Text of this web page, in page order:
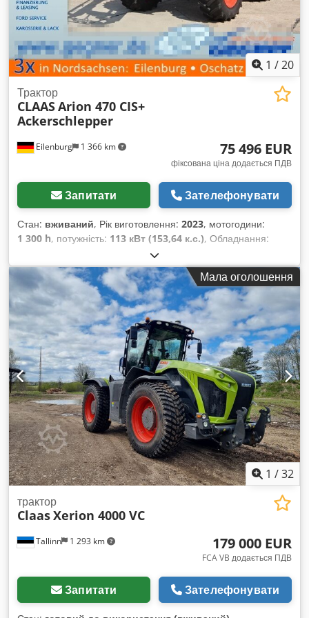
підвіску, систему швидкої заміни, європейську зчіпку, ковш і
вила для піддонів. Кабіна підвішена та обладнана
кондиціонером, пневматичним сидінням водія, терміналом
CIS з кольоровим дисплеєм, Bluetooth-радіо з функцією
гучного зв’язку та повним комплектом робочих фар.
Mitas Задні: 580/70 R38 Mitas Передні та задні шини в дуже
хорошому стані. Огляд і вивезення трактора можливі в
Німеччині за попередньою домовленістю. Dcedszmv Twjpfx
Aiisk
1 /20
Eilenburg 1 366 km
Трактор
CLAASArion 470 CIS+
Ackerschlepper
75 496 EUR
фіксована ціна додається ПДВ
Запитати Зателефонувати
Стан: вживаний, Рік виготовлення: 2023, мотогодини:
1 300 h, потужність: 113 кВт (153,64 к.с.), Обладнання:
кондиціонер, переднє навісне обладнання, повний
привід,
Мала оголошення
1 /32
Tallinn 1 293 km
трактор
ClaasXerion 4000 VC
179 000 EUR
FCA VB додається ПДВ
Запитати Зателефонувати